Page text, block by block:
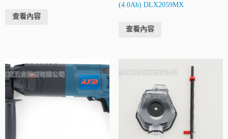
查看內容
(4.0Ah) DLX2059MX
查看內容